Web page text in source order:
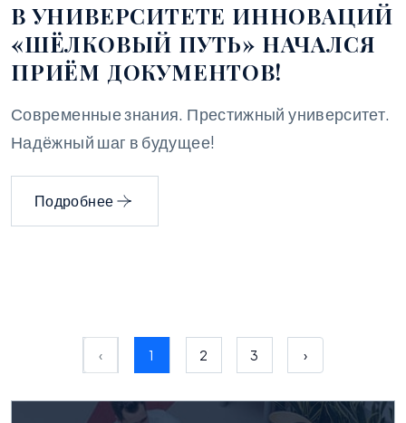
В УНИВЕРСИТЕТЕ ИННОВАЦИЙ
«ШЁЛКОВЫЙ ПУТЬ» НАЧАЛСЯ
ПРИЁМ ДОКУМЕНТОВ!
Современные знания. Престижный университет.
Надёжный шаг в будущее!
Подробнее
‹ 1 2 3 ›